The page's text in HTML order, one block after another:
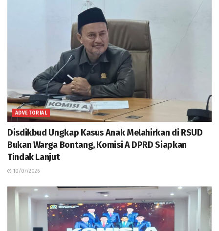
ADVETORIAL
Disdikbud Ungkap Kasus Anak Melahirkan di RSUD
Bukan Warga Bontang, Komisi A DPRD Siapkan
Tindak Lanjut
10/07/2026